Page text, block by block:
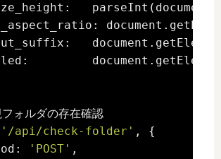
ォルダの存在確認
'/api/check-folder' , {
'POST' ,